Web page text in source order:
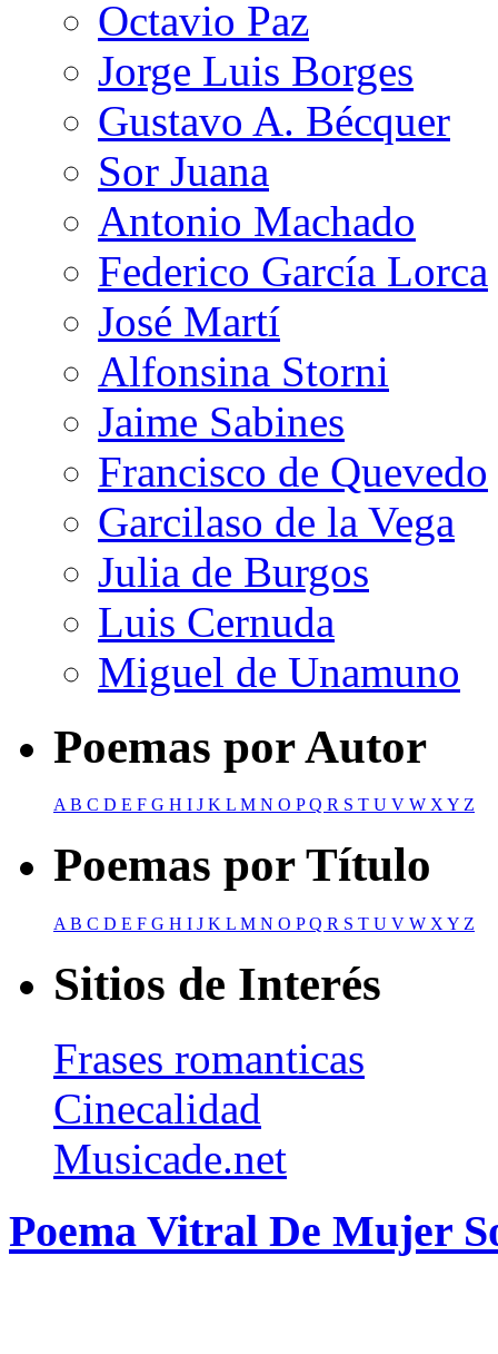
Octavio Paz
Jorge Luis Borges
Gustavo A. Bécquer
Sor Juana
Antonio Machado
Federico García Lorca
José Martí
Alfonsina Storni
Jaime Sabines
Francisco de Quevedo
Garcilaso de la Vega
Julia de Burgos
Luis Cernuda
Miguel de Unamuno
Poemas por Autor
AB C D E F G H I J K L M N O PQ R S T U V W XY Z
Poemas por Título
A B C D E F G H I J K L M N O PQ R S T U V W X Y Z
Sitios de Interés
Frases romanticas
Cinecalidad
Musicade.net
Poema Vitral De Mujer